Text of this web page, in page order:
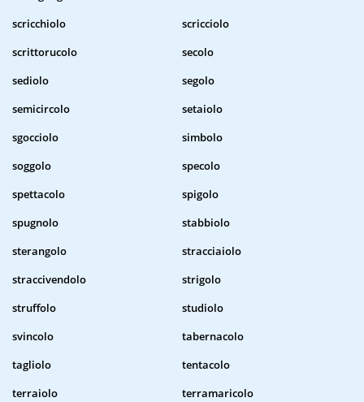
scricchiolo
scricciolo
scrittorucolo
secolo
sediolo
segolo
semicircolo
setaiolo
sgocciolo
simbolo
soggolo
specolo
spettacolo
spigolo
spugnolo
stabbiolo
sterangolo
stracciaiolo
straccivendolo
strigolo
struffolo
studiolo
svincolo
tabernacolo
tagliolo
tentacolo
terraiolo
terramaricolo